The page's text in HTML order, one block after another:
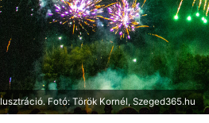
Fotó: Török Kornél, Szeged365.hu